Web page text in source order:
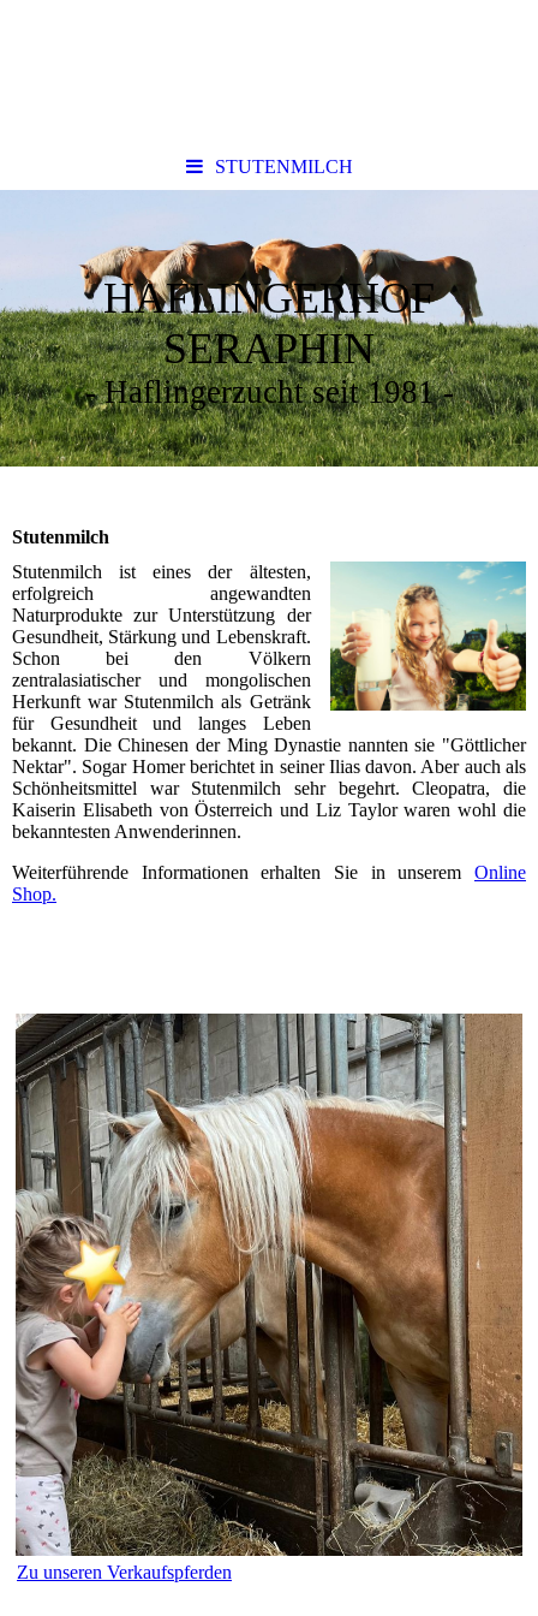
STUTENMILCH
HAFLINGERHOF
SERAPHIN
- Haflingerzucht seit 1981 -
Stutenmilch
Stutenmilch ist eines der ältesten,
erfolgreich angewandten
Naturprodukte zur Unterstützung der
Gesundheit, Stärkung und Lebenskraft.
Schon bei den Völkern
zentralasiatischer und mongolischen
Herkunft war Stutenmilch als Getränk
für Gesundheit und langes Leben
bekannt. Die Chinesen der Ming Dynastie nannten sie "Göttlicher
Nektar". Sogar Homer berichtet in seiner Ilias davon. Aber auch als
Schönheitsmittel war Stutenmilch sehr begehrt. Cleopatra, die
Kaiserin Elisabeth von Österreich und Liz Taylor waren wohl die
bekanntesten Anwenderinnen.
Weiterführende Informationen erhalten Sie in unserem Online
Shop.
Zu unseren Verkaufspferden